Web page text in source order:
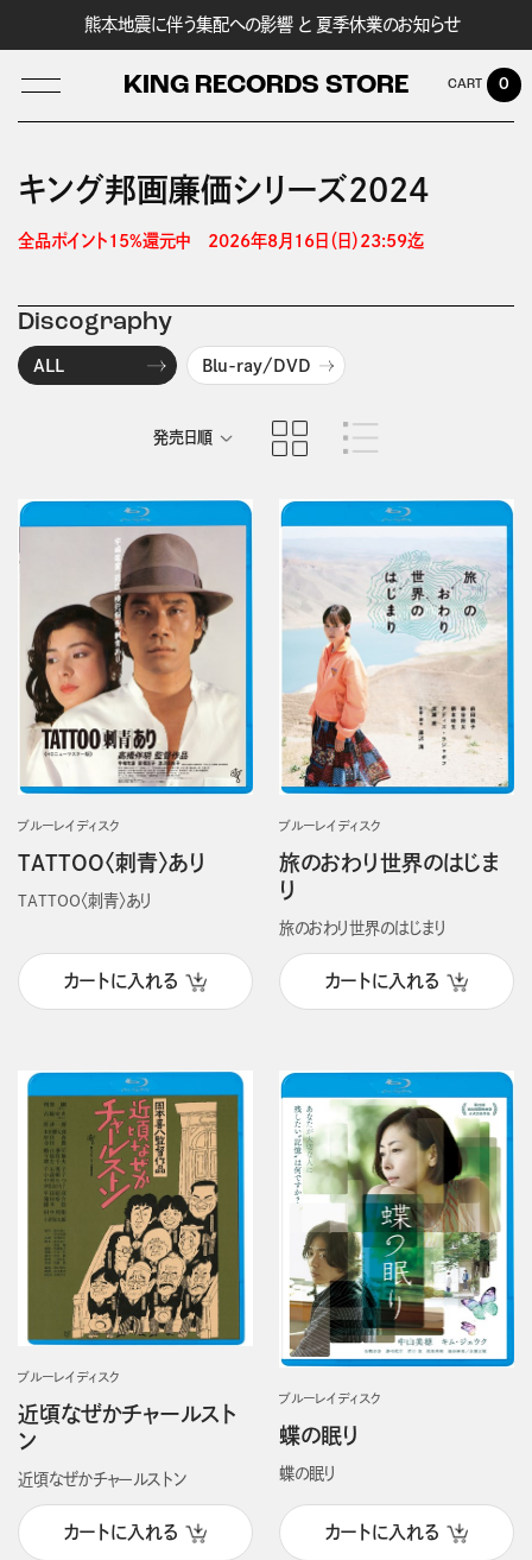
熊本地震に伴う集配への影響 と 夏季休業のお知らせ
KING RECORDS STORE
LOG IN
0
キング邦画廉価シリーズ2024
全品ポイント15%還元中　2026年8月16日（日）23:59迄
Discography
ALL Blu-ray/DVD
発売日順
ブルーレイディスク
TATTOO〈刺青〉あり
TATTOO〈刺青〉あり
カートに入れる
ブルーレイディスク
旅のおわり世界のはじま
り
旅のおわり世界のはじまり
カートに入れる
ブルーレイディスク
近頃なぜかチャールスト
ン
近頃なぜかチャールストン
カートに入れる
ブルーレイディスク
蝶の眠り
蝶の眠り
カートに入れる